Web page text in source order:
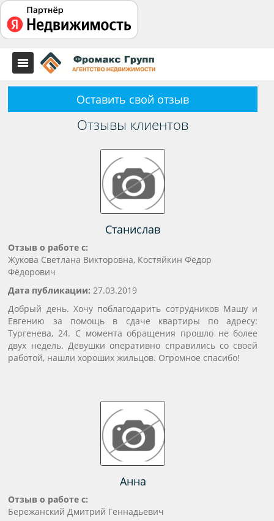
Оставить свой отзыв
Отзывы клиентов
Станислав
Отзыв о работе с:
Жукова Светлана Викторовна, Костяйкин Фёдор
Фёдорович
Дата публикации: 27.03.2019
Добрый день. Хочу поблагодарить сотрудников Машу и
Евгению за помощь в сдаче квартиры по адресу:
Тургенева, 24. С момента обращения прошло не более
двух недель. Девушки оперативно справились со своей
работой, нашли хороших жильцов. Огромное спасибо!
Анна
Отзыв о работе с:
Бережанский Дмитрий Геннадьевич